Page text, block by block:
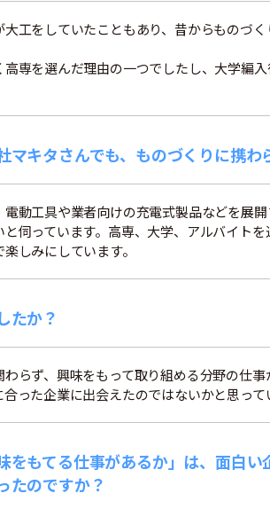
大工をしていたこともあり、昔からものづく
高専を選んだ理由の一つでしたし、大学編
マキタさんでも、ものづくりに携わ
電動工具や業者向けの充電式製品などを展
と伺っています。高専、大学、アルバイト
しみにしています。
たか？
わらず、興味をもって取り組める分野の仕
合った企業に出会えたのではないかと思って
をもてる仕事があるか」は、面白
たのですか？